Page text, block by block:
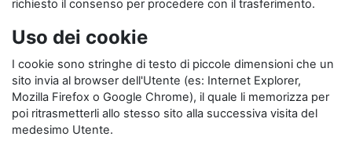
richiesto il consenso per procedere con il trasferimento.
Uso dei cookie
I cookie sono stringhe di testo di piccole dimensioni che un
sito invia al browser dell'Utente (es: Internet Explorer,
Mozilla Firefox o Google Chrome), il quale li memorizza per
poi ritrasmetterli allo stesso sito alla successiva visita del
medesimo Utente.